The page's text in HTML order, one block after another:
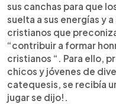
sus canchas para que
suelta a sus energías y
cristianos que
“contribuir a formar
cristianos “. Para ello,
chicos y jóvenes de
catequesis, se recibía
jugar se dijo!.